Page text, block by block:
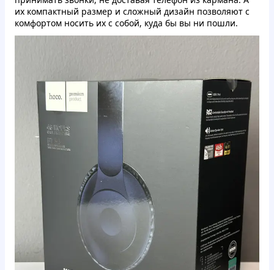
их компактный размер и сложный дизайн позволяют с
комфортом носить их с собой, куда бы вы ни пошли.